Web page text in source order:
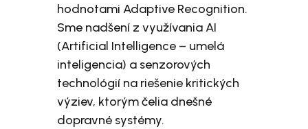
hodnotami Adaptive Recognition.
Sme nadšení z využívania AI
(Artificial Intelligence – umelá
inteligencia) a senzorových
technológií na riešenie kritických
výziev, ktorým čelia dnešné
dopravné systémy.